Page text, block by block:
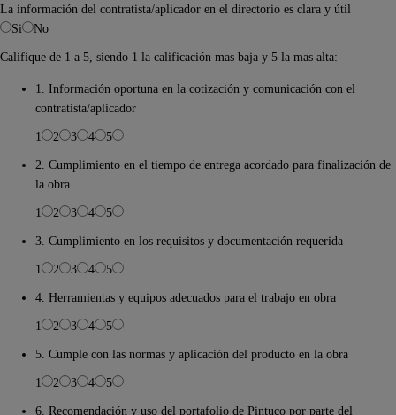
La información del contratista/aplicador en el directorio es clara y útil
Si
No
Califique de 1 a 5, siendo 1 la calificación mas baja y 5 la mas alta:
1. Información oportuna en la cotización y comunicación con el
contratista/aplicador
1
2 3 4
5
2. Cumplimiento en el tiempo de entrega acordado para finalización de
la obra
1
2 3 4
5
3. Cumplimiento en los requisitos y documentación requerida
1
2 3 4
5
4. Herramientas y equipos adecuados para el trabajo en obra
1
2 3 4
5
5. Cumple con las normas y aplicación del producto en la obra
1
2 3 4
5
6. Recomendación y uso del portafolio de Pintuco por parte del